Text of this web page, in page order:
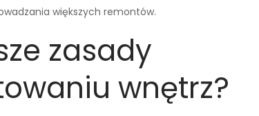
większych remontów.
zasady
wnętrz?